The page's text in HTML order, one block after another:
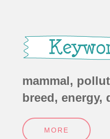
mammal,
breed, energy,
MORE